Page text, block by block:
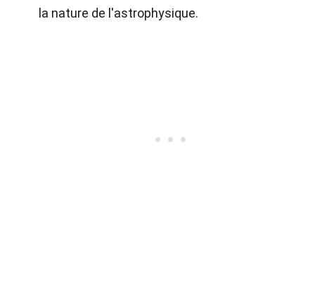
la nature de l'astrophysique.